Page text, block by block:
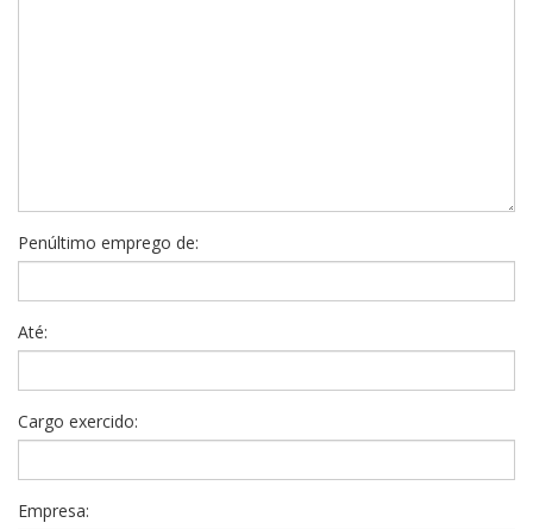
Penúltimo emprego de:
Até:
Cargo exercido:
Empresa: